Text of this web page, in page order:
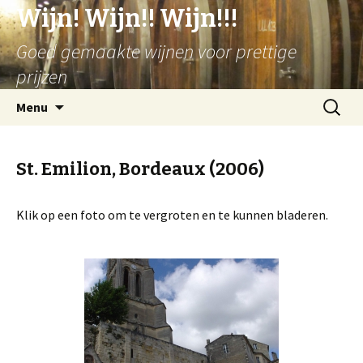
Wijn! Wijn!! Wijn!!!
Goed gemaakte wijnen voor prettige
prijzen
Menu
Zoeken
naar:
St. Emilion, Bordeaux (2006)
Klik op een foto om te vergroten en te kunnen bladeren.